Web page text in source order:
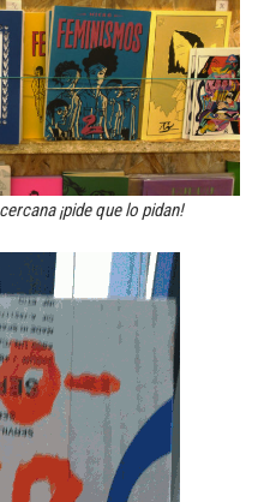
¡pide que lo pidan!